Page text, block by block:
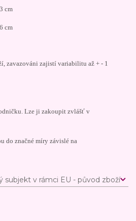
cm
cm
zavazováni zajistí variabilitu až + - 1
Lze ji zakoupit zvlášť v
do značné míry závislé na
subjekt v rámci EU - původ zboží